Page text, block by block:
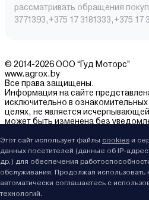
Этот сайт использует файлы cookies и
данных посетителей (данные об IP-
др.) для обеспечения
обслуживания. Продолжая использовать
автоматически соглашаетесь с
технологий.
рассматривать обращения
3771393,+375 17 3181333,+375 17
© 2014-2026 ООО “Гуд Моторс”
www.agrox.by
Все права защищены.
Информация на сайте
исключительно в ознакомительных
целях, не является
может быть изменена без
За подробностями обращайтесь в
продаж.